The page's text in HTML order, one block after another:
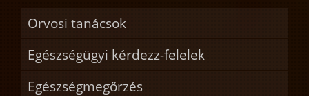
Orvosi tanácsok
Egészségügyi kérdezz-felelek
Egészségmegőrzés